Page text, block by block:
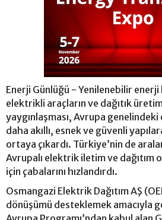
Enerji Günlüğü - Yenilenebilir enerji
elektrikli araçların ve dağıtık
yaygınlaşması, Avrupa
daha akıllı, esnek ve güvenli
ortaya çıkardı. Türkiye’nin de
Avrupalı elektrik iletim ve dağıtım
için çabalarını hızlandırdı.
Osmangazi Elektrik Dağıtım AŞ
dönüşümü desteklemek amacıyla